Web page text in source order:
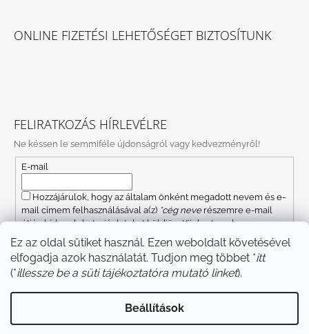
Ez az oldal sütiket használ. Ezen weboldalt követésével
elfogadja azok használatát. Tudjon meg többet *itt
(*illessze be a süti tájékoztatóra mutató linket).
Beállítások
ONLINE FIZETÉSI LEHETŐSÉGET BIZTOSÍTUNK
FELIRATKOZÁS HÍRLEVÉLRE
Ne késsen le semmiféle újdonságról vagy kedvezményről!
E-mail
Hozzájárulok, hogy az általam önként megadott nevem és e-
mail címem felhasználásával a(z) *cég neverészemre e-mail
útján hírleveleket, ajánlatokat küldjön. Kijelentem, hogy az
adatkezelési tájékoztatót
elolvastam. Megértettem, hogy a
hozzájárulásom bármikor visszavonhatom.
FELIRATKOZÁS